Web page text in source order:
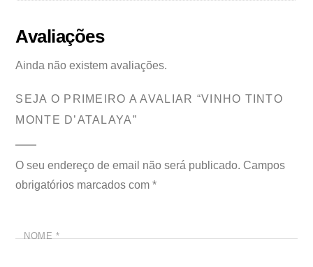
Avaliações
Ainda não existem avaliações.
SEJA O PRIMEIRO A AVALIAR “VINHO TINTO
MONTE D’ATALAYA”
O seu endereço de email não será publicado. Campos
obrigatórios marcados com*
NOME *